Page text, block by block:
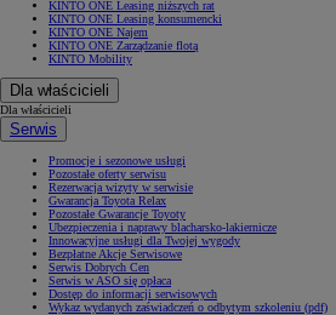
KINTO ONE Leasing niższych rat
KINTO ONE Leasing konsumencki
KINTO ONE Najem
KINTO ONE Zarządzanie flotą
KINTO Mobility
Dla właścicieli
Dla właścicieli
Serwis
Promocje i sezonowe usługi
Pozostałe oferty serwisu
Rezerwacja wizyty w serwisie
Gwarancja Toyota Relax
Pozostałe Gwarancje Toyoty
Ubezpieczenia i naprawy blacharsko-lakiernicze
Innowacyjne usługi dla Twojej wygody
Bezpłatne Akcje Serwisowe
Serwis Dobrych Cen
Serwis w ASO się opłaca
Dostęp do informacji serwisowych
Wykaz wydanych zaświadczeń o odbytym szkoleniu (pdf)